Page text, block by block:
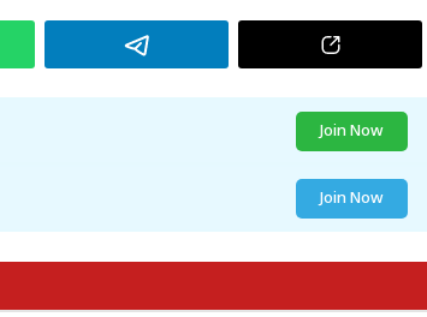
Join Now
Join Now